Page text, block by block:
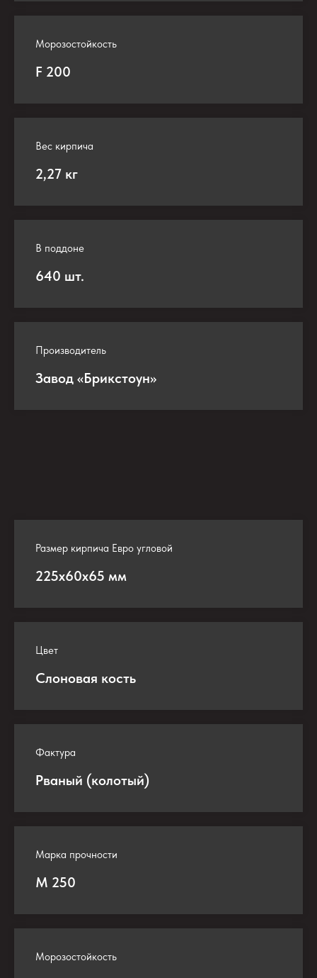
Морозостойкость
F 200
Вес кирпича
2,27 кг
В поддоне
640 шт.
Производитель
Завод «Брикстоун»
Размер кирпича Евро угловой
225х60х65 мм
Цвет
Слоновая кость
Фактура
Рваный (колотый)
Марка прочности
М 250
Морозостойкость